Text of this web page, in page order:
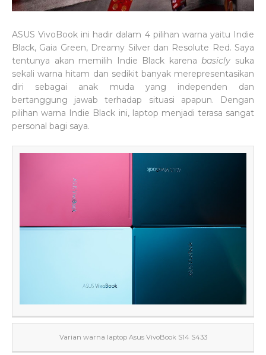
ASUS VivoBook ini hadir dalam 4 pilihan warna yaitu Indie
Black, Gaia Green, Dreamy Silver dan Resolute Red. Saya
tentunya akan memilih Indie Black karena basicly suka
sekali warna hitam dan sedikit banyak merepresentasikan
diri sebagai anak muda yang independen dan
bertanggung jawab terhadap situasi apapun. Dengan
pilihan warna Indie Black ini, laptop menjadi terasa sangat
personal bagi saya.
Varian warna laptop Asus VivoBook S14 S433